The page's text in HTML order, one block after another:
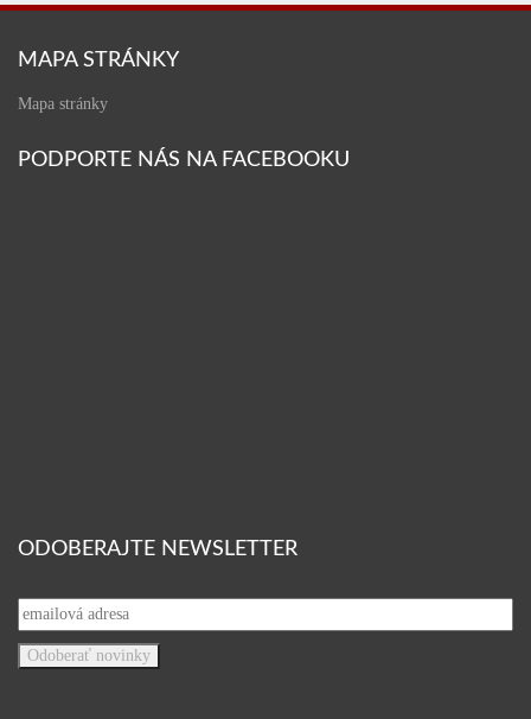
MAPA STRÁNKY
Mapa stránky
PODPORTE NÁS NA FACEBOOKU
ODOBERAJTE NEWSLETTER